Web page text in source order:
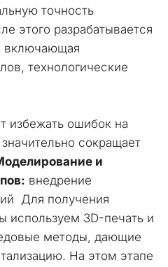
точность
этого разрабатывается
включающая
технологические
избежать ошибок на
сокращает
и
внедрение
Для получения
используем 3D-печать и
методы, дающие
На этом этапе